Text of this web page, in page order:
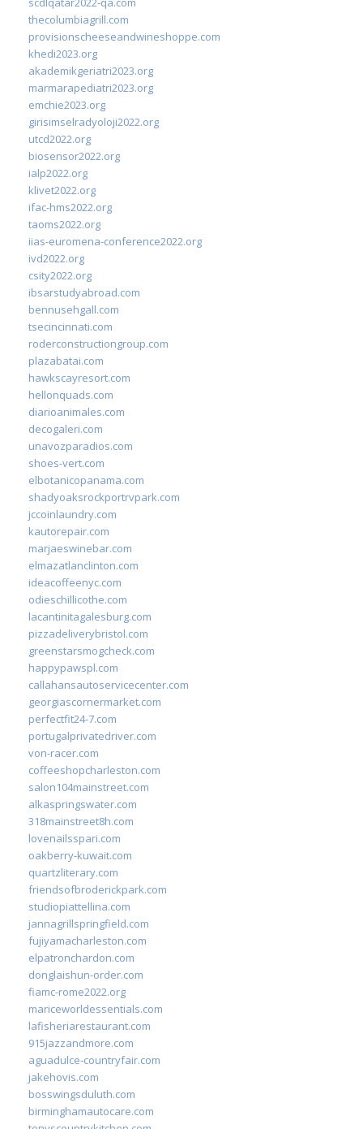
thecolumbiagrill.com
provisionscheeseandwineshoppe.com
khedi2023.org
akademikgeriatri2023.org
marmarapediatri2023.org
emchie2023.org
girisimselradyoloji2022.org
utcd2022.org
biosensor2022.org
ialp2022.org
klivet2022.org
ifac-hms2022.org
taoms2022.org
iias-euromena-conference2022.org
ivd2022.org
csity2022.org
ibsarstudyabroad.com
bennusehgall.com
tsecincinnati.com
roderconstructiongroup.com
plazabatai.com
hawkscayresort.com
hellonquads.com
diarioanimales.com
decogaleri.com
unavozparadios.com
shoes-vert.com
elbotanicopanama.com
shadyoaksrockportrvpark.com
jccoinlaundry.com
kautorepair.com
marjaeswinebar.com
elmazatlanclinton.com
ideacoffeenyc.com
odieschillicothe.com
lacantinitagalesburg.com
pizzadeliverybristol.com
greenstarsmogcheck.com
happypawspl.com
callahansautoservicecenter.com
georgiascornermarket.com
perfectfit24-7.com
portugalprivatedriver.com
von-racer.com
coffeeshopcharleston.com
salon104mainstreet.com
alkaspringswater.com
318mainstreet8h.com
lovenailsspari.com
oakberry-kuwait.com
quartzliterary.com
friendsofbroderickpark.com
studiopiattellina.com
jannagrillspringfield.com
fujiyamacharleston.com
elpatronchardon.com
donglaishun-order.com
fiamc-rome2022.org
mariceworldessentials.com
lafisheriarestaurant.com
915jazzandmore.com
aguadulce-countryfair.com
jakehovis.com
bosswingsduluth.com
birminghamautocare.com